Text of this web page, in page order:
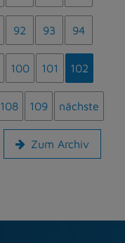
92 93 94
100 101 102
108 109 nächste
Zum Archiv